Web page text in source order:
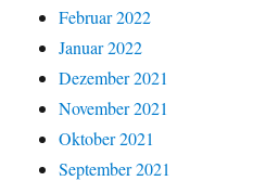
Februar 2022
Januar 2022
Dezember 2021
November 2021
Oktober 2021
September 2021